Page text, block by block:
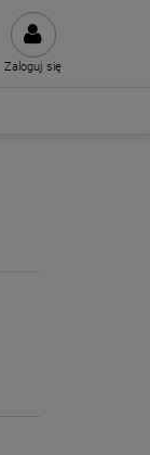
Zaloguj się